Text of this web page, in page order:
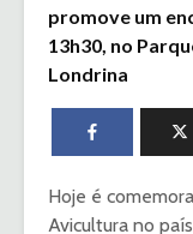
promove um
13h30, no
Londrina
Hoje é
Avicultura no